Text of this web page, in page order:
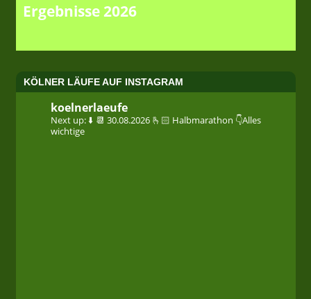
Ergebnisse 2026
KÖLNER LÄUFE AUF INSTAGRAM
koelnerlaeufe
Next up: ⬇️ 📆 30.08.2026 🫰🏻 Halbmarathon 👇Alles
wichtige